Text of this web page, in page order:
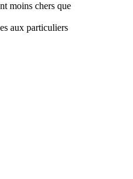
moins chers que
aux particuliers